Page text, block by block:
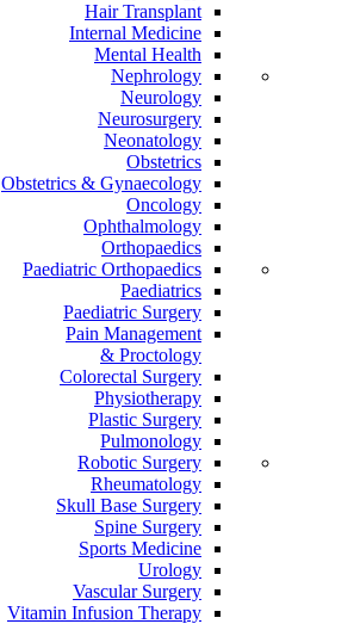
Hair Transplant
Internal Medicine
Mental Health
Nephrology
Neurology
Neurosurgery
Neonatology
Obstetrics
Obstetrics & Gynaecology
Oncology
Ophthalmology
Orthopaedics
Paediatric Orthopaedics
Paediatrics
Paediatric Surgery
Pain Management
Proctology &
Colorectal Surgery
Physiotherapy
Plastic Surgery
Pulmonology
Robotic Surgery
Rheumatology
Skull Base Surgery
Spine Surgery
Sports Medicine
Urology
Vascular Surgery
Vitamin Infusion Therapy